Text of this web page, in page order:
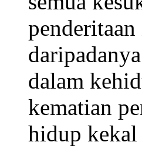
dalam
kematian
hidup kekal